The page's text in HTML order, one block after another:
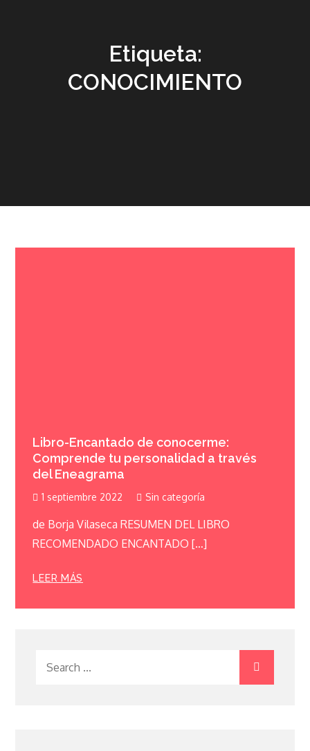
Etiqueta:
CONOCIMIENTO
Libro-Encantado de conocerme:
Comprende tu personalidad a través
del Eneagrama
1 septiembre 2022 Sin categoría
de Borja Vilaseca RESUMEN DEL LIBRO
RECOMENDADO ENCANTADO […]
LEER MÁS